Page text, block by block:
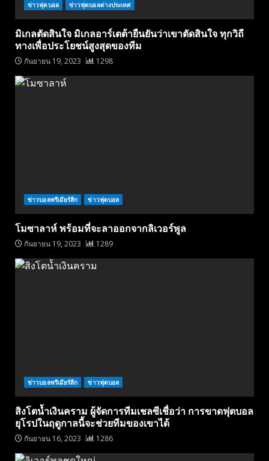
ข่าวฟุตบอล ข่าวฟุตบอลต่างประเทศ
มิเกลตัดสินใจ มิเกลอาร์เตต้ายืนยันว่าเขาตัดสินใจ ทุกวิถี
ทางเพื่อประโยชน์สูงสุดของทีม
กันยายน 19, 2023 1298
ข่าวบอลพรีเมียร์ลีก ข่าวฟุตบอล
โมซาลาห์ พร้อมที่จะลาออกจากลิเวอร์พูล
กันยายน 19, 2023 1289
ข่าวบอลพรีเมียร์ลีก ข่าวฟุตบอล
สิงโตน้ำเงินคราม ผู้จัดการทีมเชลซีเชื่อว่า การขาดฟุตบอล
ยุโรปในฤดูกาลนี้จะช่วยทีมของเขาได้
กันยายน 16, 2023 1286